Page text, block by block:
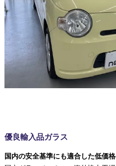
優良輸入品ガラス
国内の安全基準にも適合した低価